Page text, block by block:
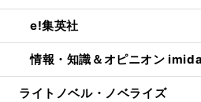
e!集英社
情報・知識＆オピニオン
ライトノベル・ノベライズ